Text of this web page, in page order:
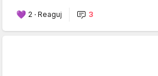
2 · Reaguj 3